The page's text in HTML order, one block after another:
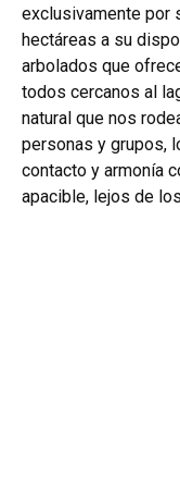
exclusivamente por
hectáreas a su
arbolados que
todos cercanos al
natural que nos
personas y grupos,
contacto y armonía
apacible, lejos de